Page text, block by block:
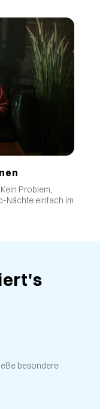
Problem,
Nächte einfach im
besondere